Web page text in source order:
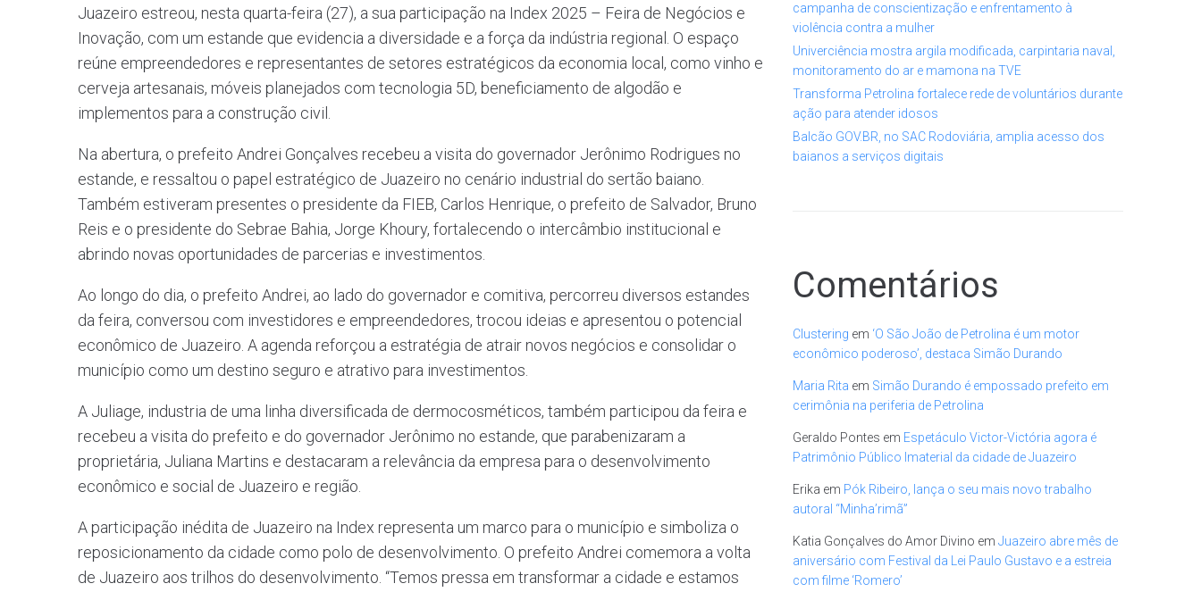
Juazeiro estreou, nesta quarta-feira (27), a sua participação na Index 2025 – Feira de Negócios e
Inovação, com um estande que evidencia a diversidade e a força da indústria regional. O espaço
reúne empreendedores e representantes de setores estratégicos da economia local, como vinho e
cerveja artesanais, móveis planejados com tecnologia 5D, beneficiamento de algodão e
implementos para a construção civil.
Na abertura, o prefeito Andrei Gonçalves recebeu a visita do governador Jerônimo Rodrigues no
estande, e ressaltou o papel estratégico de Juazeiro no cenário industrial do sertão baiano.
Também estiveram presentes o presidente da FIEB, Carlos Henrique, o prefeito de Salvador, Bruno
Reis e o presidente do Sebrae Bahia, Jorge Khoury, fortalecendo o intercâmbio institucional e
abrindo novas oportunidades de parcerias e investimentos.
Ao longo do dia, o prefeito Andrei, ao lado do governador e comitiva, percorreu diversos estandes
da feira, conversou com investidores e empreendedores, trocou ideias e apresentou o potencial
econômico de Juazeiro. A agenda reforçou a estratégia de atrair novos negócios e consolidar o
município como um destino seguro e atrativo para investimentos.
A Juliage, industria de uma linha diversificada de dermocosméticos, também participou da feira e
recebeu a visita do prefeito e do governador Jerônimo no estande, que parabenizaram a
proprietária, Juliana Martins e destacaram a relevância da empresa para o desenvolvimento
econômico e social de Juazeiro e região.
A participação inédita de Juazeiro na Index representa um marco para o município e simboliza o
reposicionamento da cidade como polo de desenvolvimento. O prefeito Andrei comemora a volta
de Juazeiro aos trilhos do desenvolvimento. “Temos pressa em transformar a cidade e estamos
campanha de conscientização e enfrentamento à
violência contra a mulher
Univerciência mostra argila modificada, carpintaria naval,
monitoramento do ar e mamona na TVE
Transforma Petrolina fortalece rede de voluntários durante
ação para atender idosos
Balcão GOV.BR, no SAC Rodoviária, amplia acesso dos
baianos a serviços digitais
Comentários
Clustering em ‘O São João de Petrolina é um motor
econômico poderoso’, destaca Simão Durando
Maria Rita em Simão Durando é empossado prefeito em
cerimônia na periferia de Petrolina
Geraldo Pontes em Espetáculo Victor-Victória agora é
Patrimônio Público Imaterial da cidade de Juazeiro
Erika em Pók Ribeiro, lança o seu mais novo trabalho
autoral “Minha’rimã”
Katia Gonçalves do Amor Divino em Juazeiro abre mês de
aniversário com Festival da Lei Paulo Gustavo e a estreia
com filme ‘Romero’